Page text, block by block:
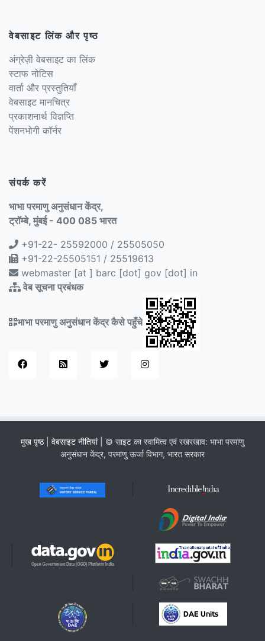
वेबसाइट लिंक और पृष्ठ
अंग्रेज़ी वेबसाइट का लिंक
स्टाफ नोटिस
वार्ता और प्रस्तुतियाँ
वेबसाइट मानचित्र
प्रकाशनार्थ विज्ञप्ति
पेंशनभोगी कॉर्नर
संपर्क करें
भाभा परमाणु अनुसंधान केंद्र,
ट्रॉम्बे, मुंबई - 400 085 भारत
+91-22- 25592000 / 25505050
+91-22-25505151 / 25519613
webmaster [at ] barc [dot] gov [dot] in
वेब सूचना प्रबंधक
भाभा परमाणु अनुसंधान केंद्र कैसे पहुँचे
मुख पृष्ठ| वेबसाइट नीतियां| © साइट का स्वामित्व एवं रखरखाव: भाभा परमाणु
अनुसंधान केंद्र, परमाणु ऊर्जा विभाग, भारत सरकार